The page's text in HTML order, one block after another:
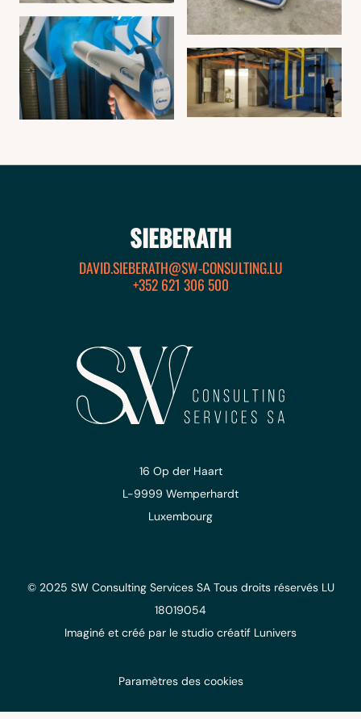
SIEBERATH
DAVID.SIEBERATH@SW-CONSULTING.LU
+352 621 306 500
16 Op der Haart
L-9999 Wemperhardt
Luxembourg
© 2025 SW Consulting Services SA Tous droits réservésLU
18019054
Imaginé et créé par le studio créatif Lunivers
Paramètres des cookies